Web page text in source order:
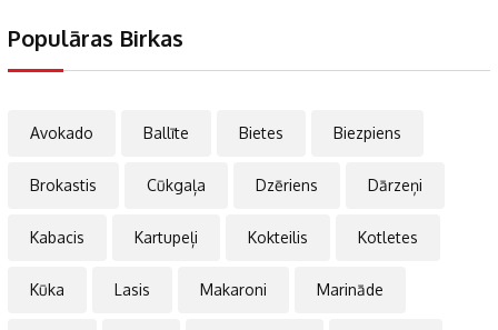
Populāras Birkas
Avokado Ballīte Bietes Biezpiens
Brokastis Cūkgaļa Dzēriens Dārzeņi
Kabacis Kartupeļi Kokteilis Kotletes
Kūka Lasis Makaroni Marināde